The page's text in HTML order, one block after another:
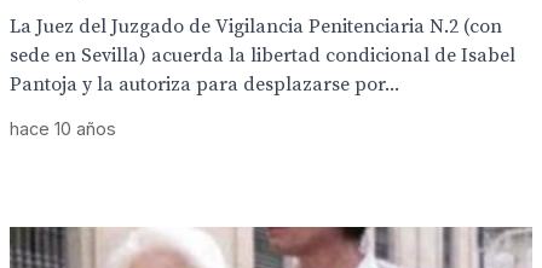
La Juez del Juzgado de Vigilancia Penitenciaria N.2 (con
sede en Sevilla) acuerda la libertad condicional de Isabel
Pantoja y la autoriza para desplazarse por...
hace 10 años